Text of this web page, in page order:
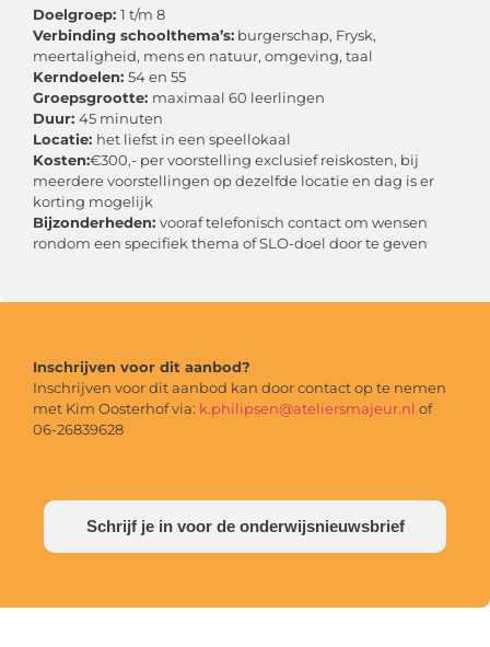
Doelgroep: 1 t/m 8
Verbinding schoolthema’s: burgerschap, Frysk,
meertaligheid, mens en natuur, omgeving, taal
Kerndoelen: 54 en 55
Groepsgrootte: maximaal 60 leerlingen
Duur: 45 minuten
Locatie: het liefst in een speellokaal
Kosten:€300,- per voorstelling exclusief reiskosten, bij
meerdere voorstellingen op dezelfde locatie en dag is er
korting mogelijk
Bijzonderheden: vooraf telefonisch contact om wensen
rondom een specifiek thema of SLO-doel door te geven
Inschrijven voor dit aanbod?
Inschrijven voor dit aanbod kan door contact op te nemen
met Kim Oosterhof via: k.philipsen@ateliersmajeur.nl of
06-26839628
Schrijf je in voor de onderwijsnieuwsbrief